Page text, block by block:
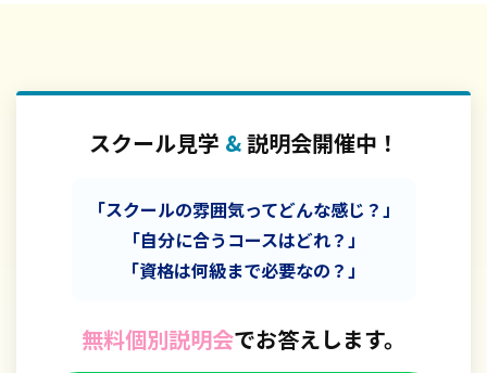
スクール見学 &説明会開催中！
「スクールの雰囲気ってどんな感じ？」
「自分に合うコースはどれ？」
「資格は何級まで必要なの？」
無料個別説明会でお答えします。